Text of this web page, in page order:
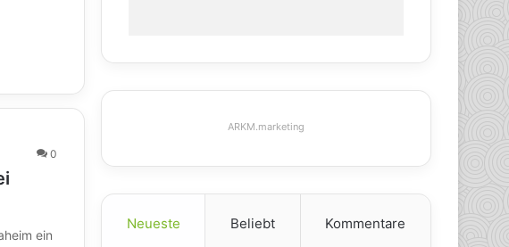
0
ein
ARKM.marketing
Neueste Beliebt Kommentare